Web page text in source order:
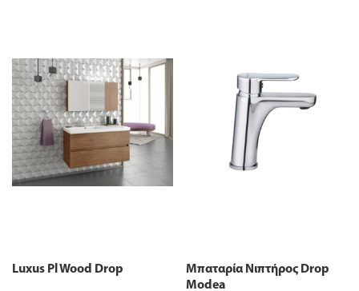
Luxus Pl Wood Drop
Μπαταρία Νιπτήρος Drop
Modea